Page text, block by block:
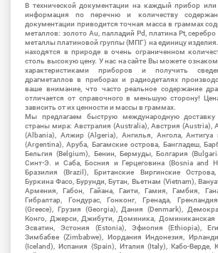
В технической документации на каждый прибор или
информация по перечню и количеству
документации приводится точная масса в граммах
металлов: золото Au, палладий Pd, платина Pt, серебро
металлы платиновой группы (МПГ) на единицу
находятся в природе в очень ограниченном
столь высокую цену. У нас на сайте Вы можете
характеристиками приборов и получить
драгметаллов в приборах и радиодеталях
ваше внимание, что часто реальное содержание
отличается от справочного в меньшую сторону!
зависить от их ценности и массы в граммах.
Мы предлагаем быструю международную доставку
страны мира: Австралия (Australia), Австрия (Austria),
(Albania), Алжир (Algeria), Ангилья, Ангола, Антигуа
(Argentina), Аруба, Багамские острова, Бангладеш,
Бельгия (Belgium), Бенин, Бермуды, Болгария
Синт-Э. и Саба, Босния и Герцеговина (Bosnia and
Бразилия (Brazil), Британские Виргинские
Буркина Фасо, Бурунди, Бутан, Вьетнам (Vietnam),
Армения, Габон, Гайана, Гаити, Гамия, Гамбия,
Гибралтар, Гондурас, Гонконг, Гренада,
(Greece), Грузия (Georgia), Дания (Denmark),
Конго, Джерси, Джибути, Доминика, Доминиканская
Эсватин, Эстония (Estonia), Эфиопия (Ethiopia),
Зимбабве (Zimbabwe), Иордания Индонезия,
(Iceland), Испания (Spain), Италия (Italy), Кабо-Верде,